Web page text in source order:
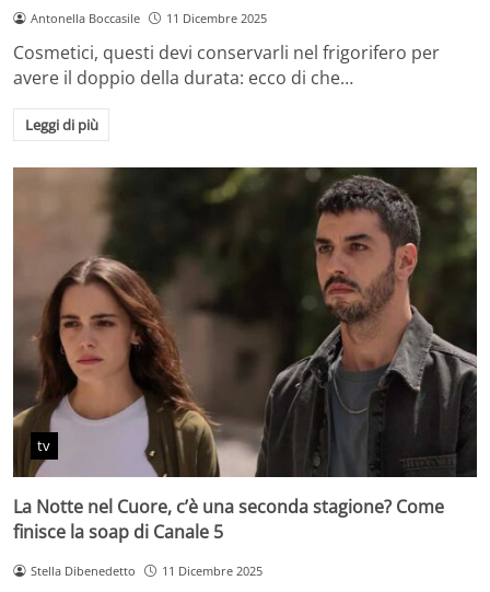
Antonella Boccasile 11 Dicembre 2025
Cosmetici, questi devi conservarli nel frigorifero per
avere il doppio della durata: ecco di che…
Leggi di più
tv
La Notte nel Cuore, c’è una seconda stagione? Come
finisce la soap di Canale 5
Stella Dibenedetto 11 Dicembre 2025